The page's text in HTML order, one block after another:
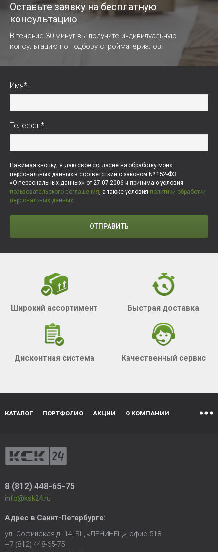
Оставьте заявку на бесплатную
консультацию
В течение 30 минут вы получите индивидуальную
консультацию по подбору стройматериалов!
Имя*:
Телефон*:
Нажимая кнопку, я даю свое согласие на обработку моих
персональных данных в соответствии с законом № 152-ФЗ
«О персональных данных» от 27.07.2006 и принимаю условия
пользовательского соглашения, а также условия политики обработки
персональных данных.
ОТПРАВИТЬ
Широкий ассортимент Быстрая доставка
Дисконтная система Качественный сервис
КАТАЛОГ ПОРТФОЛИО АКЦИИ О КОМПАНИИ
8 (812) 448-65-75
info@ksk24.ru
Адрес в Санкт-Петербурге:
ул. Софийская д. 14, БЦ «ЛЕНИНЕЦ», офис 518
+7 (812) 448-65-75